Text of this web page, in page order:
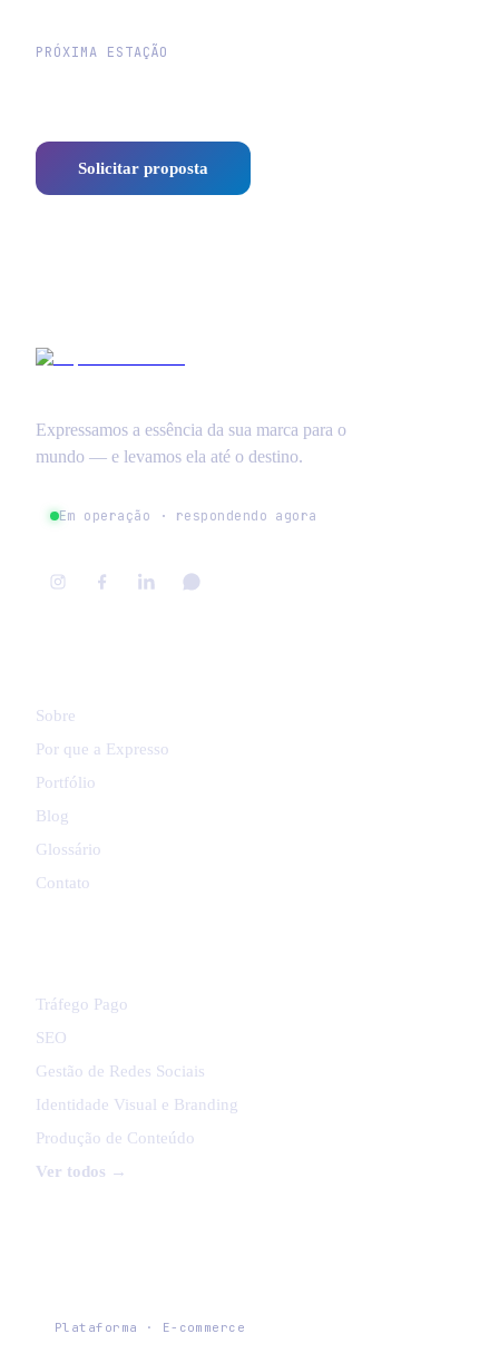
PRÓXIMA ESTAÇÃO
Solicitar proposta
Expressamos a essência da sua marca para o
mundo — e levamos ela até o destino.
Em operação · respondendo agora
Sobre
Por que a Expresso
Portfólio
Blog
Glossário
Contato
Tráfego Pago
SEO
Gestão de Redes Sociais
Identidade Visual e Branding
Produção de Conteúdo
Ver todos →
Plataforma · E-commerce